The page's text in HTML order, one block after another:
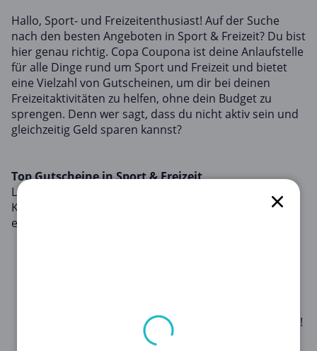
Hallo, Sport- und Freizeitenthusiast! Auf der Suche
nach den besten Angeboten in Sport & Freizeit? Du bist
hier genau richtig. Copa Coupona ist deine Anlaufstelle
für alle Dinge rund um Sport und Freizeit und bietet
eine Vielzahl von Gutscheinen, um dir bei deinen
Freizeitaktivitäten zu helfen, ohne dein Budget zu
sprengen. Denn wer sagt, dass du nicht aktiv sein und
gleichzeitig Geld sparen kannst?
Top Gutscheine in Sport & Freizeit
Lass uns gleich in die besten Gutscheine in der
Kategorie Sport & Freizeit für diesen Monat
eintauchen:
Funktionalität im Herrenstil! Klicken Sie sofort hier!
: Verpasse nicht die Chance: Bis zu